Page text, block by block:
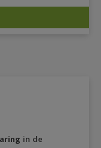
in de
DETAILS